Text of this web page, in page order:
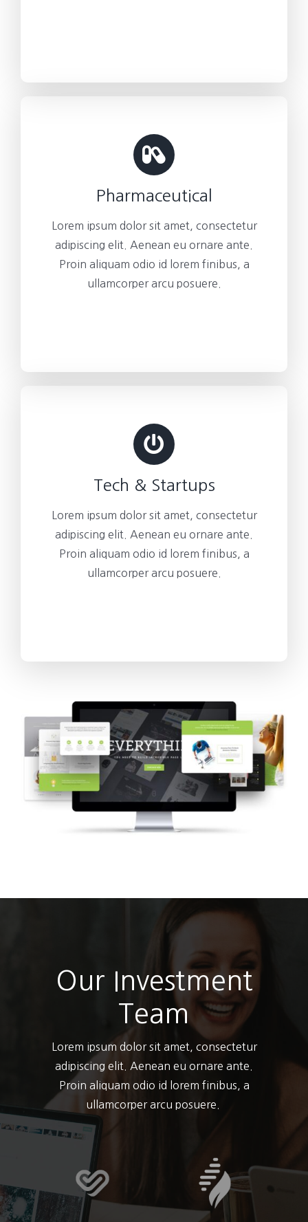
Pharmaceutical
Lorem ipsum dolor sit amet, consectetur
adipiscing elit. Aenean eu ornare ante.
Proin aliquam odio id lorem finibus, a
ullamcorper arcu posuere.
Tech & Startups
Lorem ipsum dolor sit amet, consectetur
adipiscing elit. Aenean eu ornare ante.
Proin aliquam odio id lorem finibus, a
ullamcorper arcu posuere.
Our Investment
Team
Lorem ipsum dolor sit amet, consectetur
adipiscing elit. Aenean eu ornare ante.
Proin aliquam odio id lorem finibus, a
ullamcorper arcu posuere.